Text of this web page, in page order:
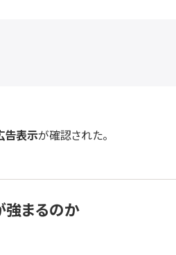
告表示が確認された。
まるのか